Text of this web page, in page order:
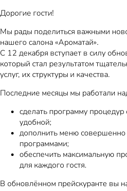
Дорогие гости!
Мы рады поделиться важными
нашего салона «Ароматай».
С 12 декабря вступает в силу
который стал результатом
услуг, их структуры и качества.
Последние месяцы мы работали
сделать программу
удобной;
дополнить меню
программами;
обеспечить максимальную
для каждого гостя.
В обновлённом прейскуранте вы